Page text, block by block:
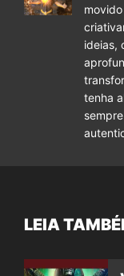
ideias,
tenha
LEIA